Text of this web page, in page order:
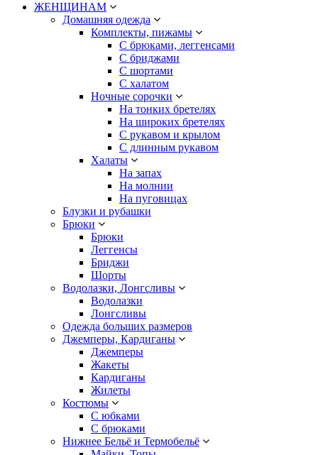
ЖЕНЩИНАМ
Домашняя одежда
Комплекты, пижамы
С брюками, леггенсами
С бриджами
С шортами
С халатом
Ночные сорочки
На тонких бретелях
На широких бретелях
С рукавом и крылом
С длинным рукавом
Халаты
На запах
На молнии
На пуговицах
Блузки и рубашки
Брюки
Брюки
Леггенсы
Бриджи
Шорты
Водолазки, Лонгсливы
Водолазки
Лонгсливы
Одежда больших размеров
Джемперы, Кардиганы
Джемперы
Жакеты
Кардиганы
Жилеты
Костюмы
С юбками
С брюками
Нижнее Бельё и Термобельё